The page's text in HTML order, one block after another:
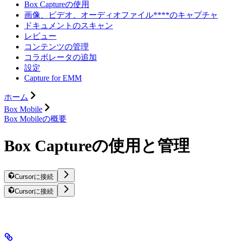
Box Captureの使用
画像、ビデオ、オーディオファイル****のキャプチャ
ドキュメントのスキャン
レビュー
コンテンツの管理
コラボレータの追加
設定
Capture for EMM
ホーム
Box Mobile
Box Mobileの概要
Box Captureの使用と管理
Cursorに接続
Cursorに接続